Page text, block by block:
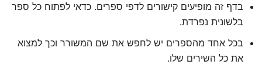
בדף זה מופיעים קישורים לדפי ספרים. כדאי לפתוח כל ספר
בלשונית נפרדת.
בכל אחד מהספרים יש לחפש את שם המשורר וכך למצוא
את כל השירים שלו.